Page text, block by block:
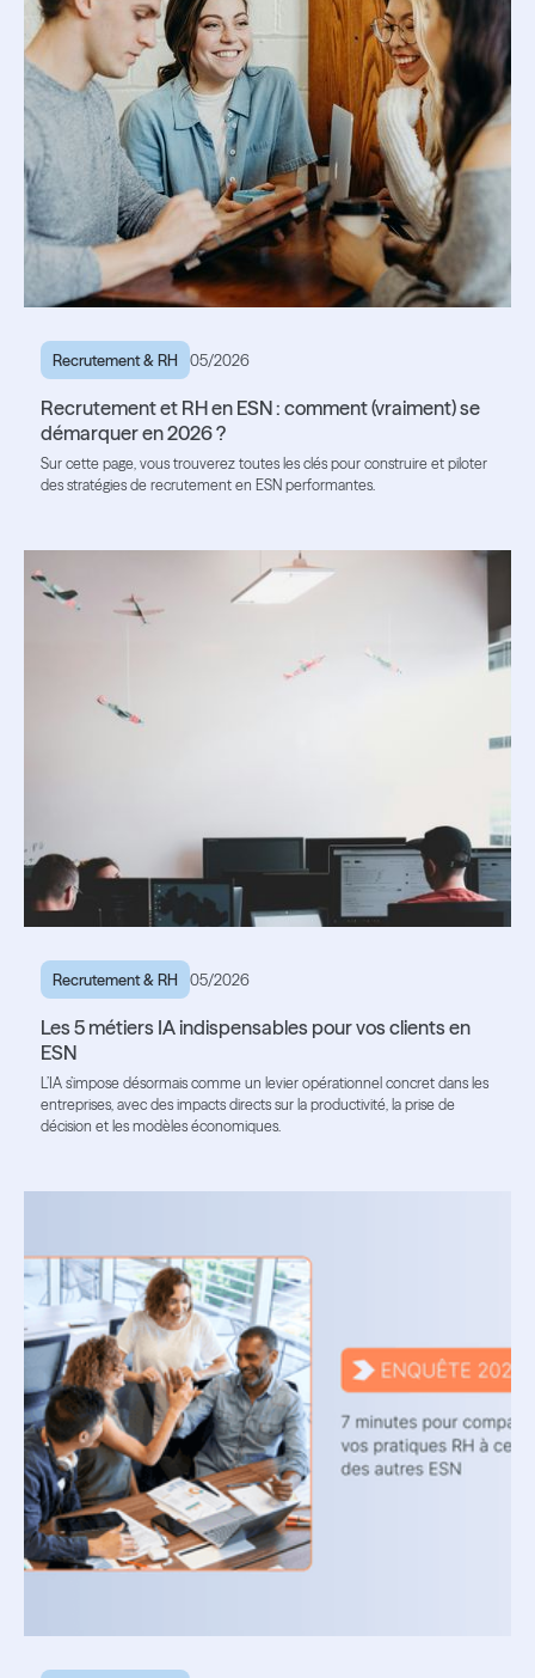
Recrutement & RH 05/2026
Recrutement et RH en ESN : comment (vraiment) se
démarquer en 2026 ?
Sur cette page, vous trouverez toutes les clés pour construire et piloter
des stratégies de recrutement en ESN performantes.
Recrutement & RH 05/2026
Les 5 métiers IA indispensables pour vos clients en
ESN
L’IA s’impose désormais comme un levier opérationnel concret dans les
entreprises, avec des impacts directs sur la productivité, la prise de
décision et les modèles économiques.